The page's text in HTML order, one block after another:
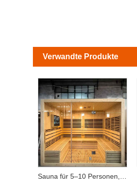
Verwandte Produkte